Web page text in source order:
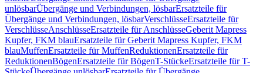
unlösbarÜbergänge und Verbindungen, lösbarErsatzteile für
Übergänge und Verbindungen, lösbarVerschlüsseErsatzteile für
VerschlüsseAnschlüsseErsatzteile für AnschlüsseGeberit Mapress
Kupfer, FKM blauErsatzteile für Geberit Mapress Kupfer, FKM
blauMuffenErsatzteile für MuffenReduktionenErsatzteile für
ReduktionenBögenErsatzteile für BögenT-StückeErsatzteile für T-